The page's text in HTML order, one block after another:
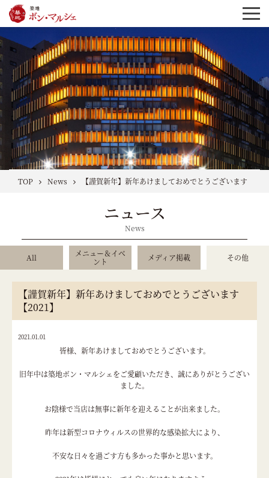
TOP News 【謹賀新年】新年あけましておめでとうございます【
ニュース
News
All
メニュー＆イベ
ント
メディア掲載 その他
【謹賀新年】新年あけましておめでとうございます
【2021】
2021.01.01
皆様、新年あけましておめでとうございます。
旧年中は築地ボン・マルシェをご愛顧いただき、誠にありがとうござい
ました。
お陰様で当店は無事に新年を迎えることが出来ました。
昨年は新型コロナウィルスの世界的な感染拡大により、
不安な日々を過ごす方も多かった事かと思います。